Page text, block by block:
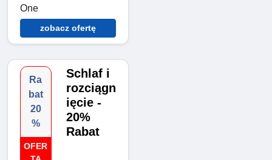
One
zobacz ofertę
Ra
bat
20
%
OFER
Schlaf i
rozciągn
ięcie -
20%
Rabat